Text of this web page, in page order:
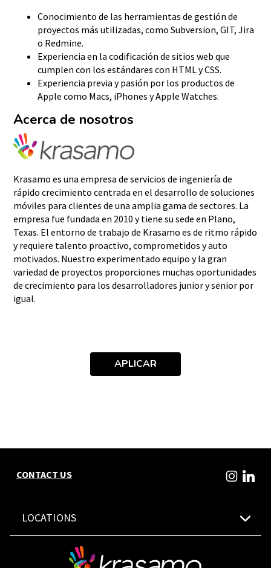
Conocimiento de las herramientas de gestión de
proyectos más utilizadas, como Subversion, GIT, Jira
o Redmine.
Experiencia en la codificación de sitios web que
cumplen con los estándares con HTML y CSS.
Experiencia previa y pasión por los productos de
Apple como Macs, iPhones y Apple Watches.
Acerca de nosotros
Krasamo es una empresa de servicios de ingeniería de
rápido crecimiento centrada en el desarrollo de soluciones
móviles para clientes de una amplia gama de sectores. La
empresa fue fundada en 2010 y tiene su sede en Plano,
Texas. El entorno de trabajo de Krasamo es de ritmo rápido
y requiere talento proactivo, comprometidos y auto
motivados. Nuestro experimentado equipo y la gran
variedad de proyectos proporciones muchas oportunidades
de crecimiento para los desarrolladores junior y senior por
igual.
APLICAR
CONTACT US
LOCATIONS